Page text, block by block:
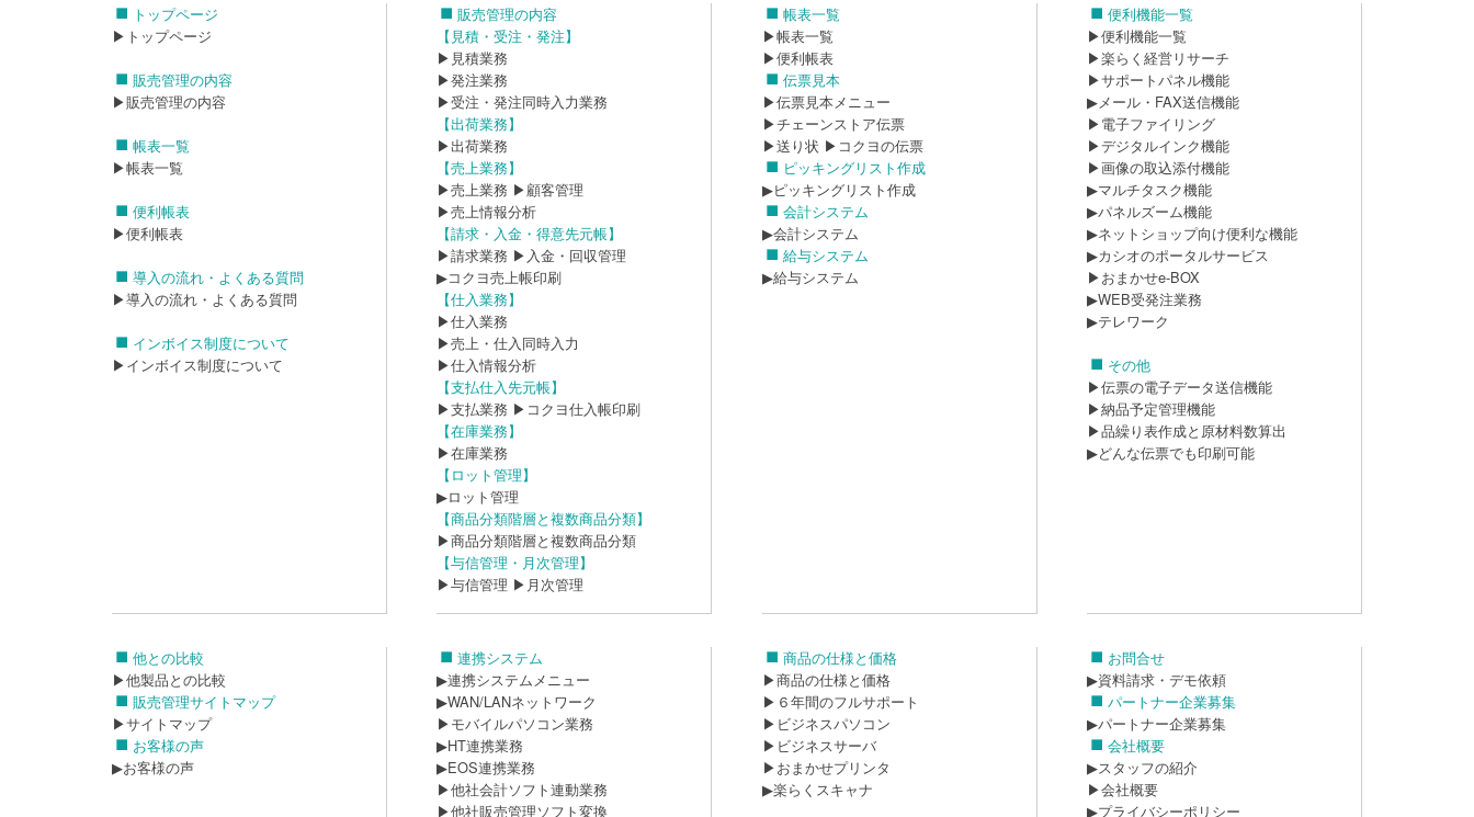
トップページ
▶トップページ
販売管理の内容
▶販売管理の内容
帳表一覧
▶帳表一覧
便利帳表
▶便利帳表
導入の流れ・よくある質問
▶導入の流れ・よくある質問
インボイス制度について
▶インボイス制度について
販売管理の内容
【見積・受注・発注】
▶見積業務
▶発注業務
▶受注・発注同時入力業務
【出荷業務】
▶出荷業務
【売上業務】
▶売上業務 ▶顧客管理
▶売上情報分析
【請求・入金・得意先元帳】
▶請求業務 ▶入金・回収管理
▶コクヨ売上帳印刷
【仕入業務】
▶仕入業務
▶売上・仕入同時入力
▶仕入情報分析
【支払仕入先元帳】
▶支払業務 ▶コクヨ仕入帳印刷
【在庫業務】
▶在庫業務
【ロット管理】
▶ロット管理
【商品分類階層と複数商品分類】
▶商品分類階層と複数商品分類
【与信管理・月次管理】
▶与信管理 ▶月次管理
帳表一覧
▶帳表一覧
▶便利帳表
伝票見本
▶伝票見本メニュー
▶チェーンストア伝票
▶送り状 ▶コクヨの伝票
ピッキングリスト作成
▶ピッキングリスト作成
会計システム
▶会計システム
給与システム
▶給与システム
便利機能一覧
▶便利機能一覧
▶楽らく経営リサーチ
▶サポートパネル機能
▶メール・FAX送信機能
▶電子ファイリング
▶デジタルインク機能
▶画像の取込添付機能
▶マルチタスク機能
▶パネルズーム機能
▶ネットショップ向け便利な機能
▶カシオのポータルサービス
▶おまかせe-BOX
▶WEB受発注業務
▶テレワーク
その他
▶伝票の電子データ送信機能
▶納品予定管理機能
▶品繰り表作成と原材料数算出
▶どんな伝票でも印刷可能
他との比較
▶他製品との比較
販売管理サイトマップ
▶サイトマップ
お客様の声
▶お客様の声
連携システム
▶連携システムメニュー
▶WAN/LANネットワーク
▶モバイルパソコン業務
▶HT連携業務
▶EOS連携業務
▶他社会計ソフト連動業務
▶他社販売管理ソフト変換
商品の仕様と価格
▶商品の仕様と価格
▶６年間のフルサポート
▶ビジネスパソコン
▶ビジネスサーバ
▶おまかせプリンタ
▶楽らくスキャナ
お問合せ
▶資料請求・デモ依頼
パートナー企業募集
▶パートナー企業募集
会社概要
▶スタッフの紹介
▶会社概要
▶プライバシーポリシー